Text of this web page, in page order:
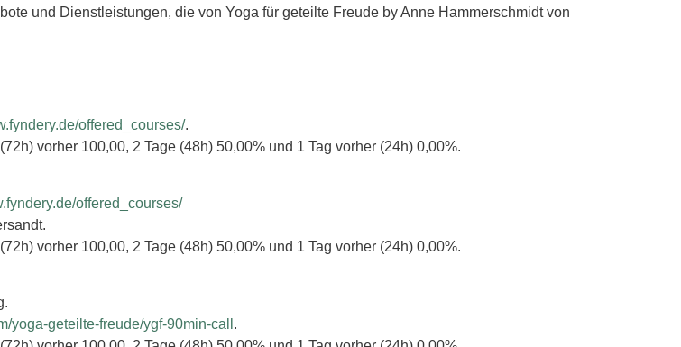
und Dienstleistungen, die von Yoga für geteilte Freude by Anne Hammerschmidt von
offered_courses/.
vorher 100,00, 2 Tage (48h) 50,00% und 1 Tag vorher (24h) 0,00%.
offered_courses/
vorher 100,00, 2 Tage (48h) 50,00% und 1 Tag vorher (24h) 0,00%.
yoga-geteilte-freude/ygf-90min-call .